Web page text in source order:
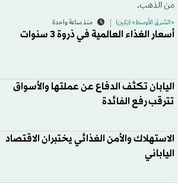
من الذهب.
«الشرق الأوسط» (بكين) منذ ساعة واحدة
أسعار الغذاء العالمية في ذروة 3 سنوات
اليابان تكثف الدفاع عن عملتها والأسواق
تترقب رفع الفائدة
الاستهلاك والأمن الغذائي يختبران الاقتصاد
الياباني